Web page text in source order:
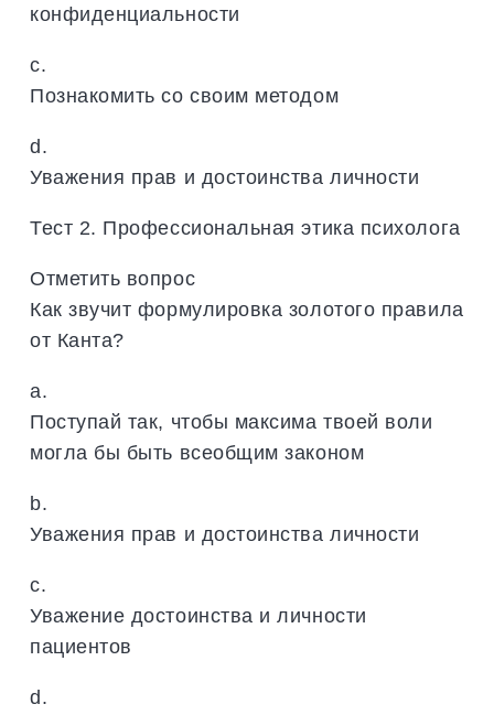
конфиденциальности
c.
Познакомить со своим методом
d.
Уважения прав и достоинства личности
Тест 2. Профессиональная этика психолога
Отметить вопрос
Как звучит формулировка золотого правила
от Канта?
a.
Поступай так, чтобы максима твоей воли
могла бы быть всеобщим законом
b.
Уважения прав и достоинства личности
c.
Уважение достоинства и личности
пациентов
d.